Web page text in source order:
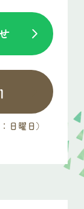
日曜日）